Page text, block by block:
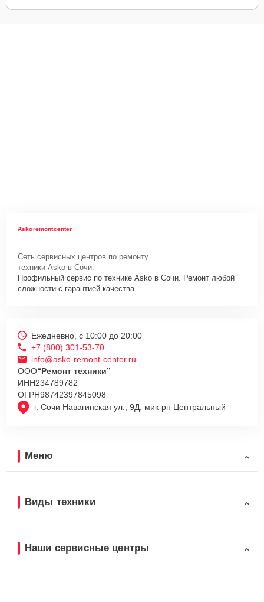
Askoremontcenter
Сеть сервисных центров по ремонту
техники Asko в Сочи.
Профильный сервис по технике Asko в Сочи. Ремонт любой
сложности с гарантией качества.
г. Сочи Навагинская ул., 9Д, мик-рн Центральный
Ежедневно, с 10:00 до 20:00
+7 (800) 301-53-70
info@asko-remont-center.ru
ООО“Ремонт техники”
ИНН234789782
ОГРН98742397845098
Меню
Виды техники
Наши сервисные центры